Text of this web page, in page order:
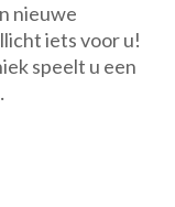
nieuwe
iets voor u!
speelt u een